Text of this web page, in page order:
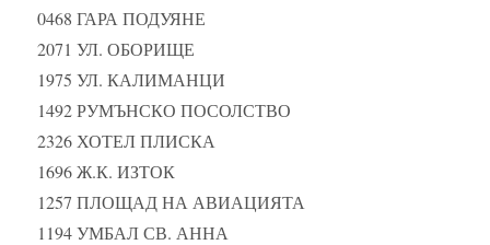
0468 ГАРА ПОДУЯНЕ
2071 УЛ. ОБОРИЩЕ
1975 УЛ. КАЛИМАНЦИ
1492 РУМЪНСКО ПОСОЛСТВО
2326 ХОТЕЛ ПЛИСКА
1696 Ж.К. ИЗТОК
1257 ПЛОЩАД НА АВИАЦИЯТА
1194 УМБАЛ СВ. АННА